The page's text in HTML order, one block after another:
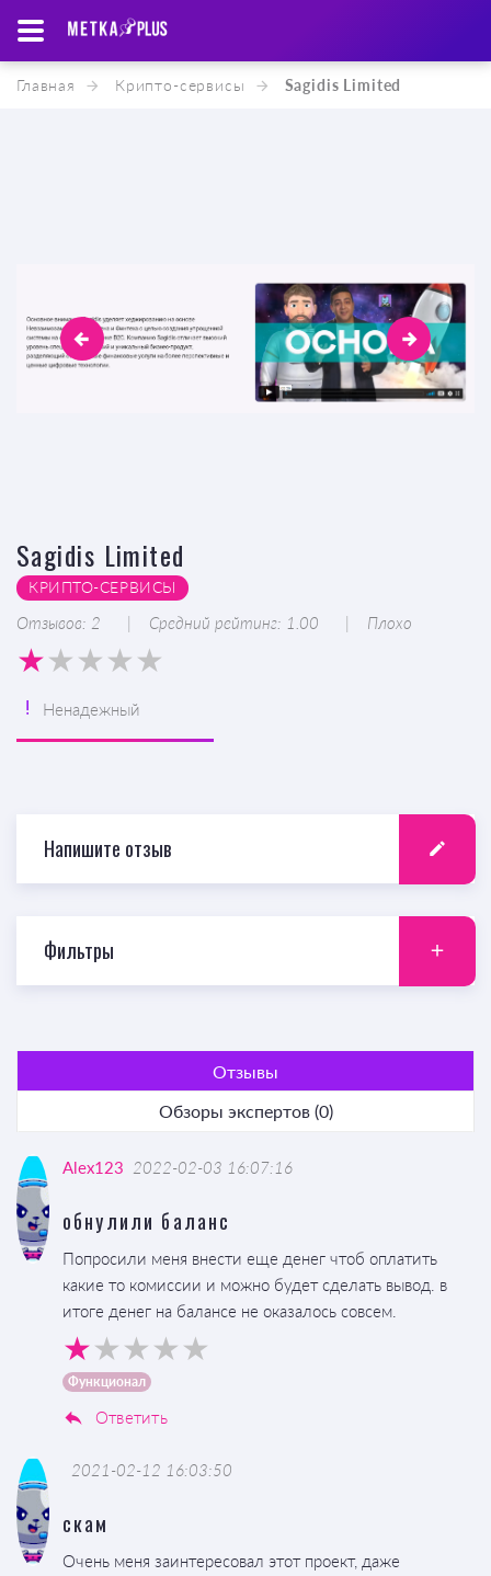
Главная Крипто-cервисы Sagidis Limited
Sagidis Limited
КРИПТО-CЕРВИСЫ
Отзывов: 2 Средний рейтинг: 1.00 Плохо
Ненадежный
Напишите отзыв
Фильтры
Отзывы
Обзоры экспертов (0)
Alex123 2022-02-03 16:07:16
обнулили баланс
Попросили меня внести еще денег чтоб оплатить
какие то комиссии и можно будет сделать вывод. в
итоге денег на балансе не оказалось совсем.
Функционал
Ответить
2021-02-12 16:03:50
скам
Очень меня заинтересовал этот проект, даже